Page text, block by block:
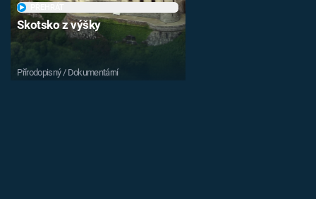
Skotsko z výšky
Přírodopisný / Dokumentární